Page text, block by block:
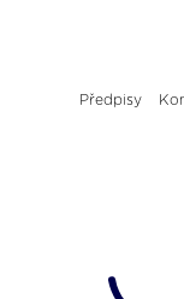
Předpisy